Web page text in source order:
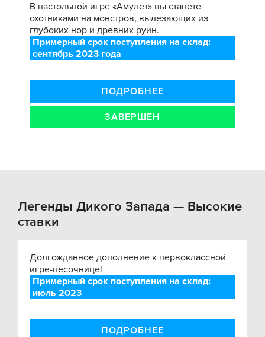
В настольной игре «Амулет» вы станете
охотниками на монстров, вылезающих из
глубоких нор и древних руин.
Примерный срок поступления на склад:
сентябрь 2023 года
ПОДРОБНЕЕ
ЗАВЕРШЕН
Легенды Дикого Запада — Высокие
ставки
Долгожданное дополнение к первоклассной
игре-песочнице!
Примерный срок поступления на склад:
июль 2023
ПОДРОБНЕЕ